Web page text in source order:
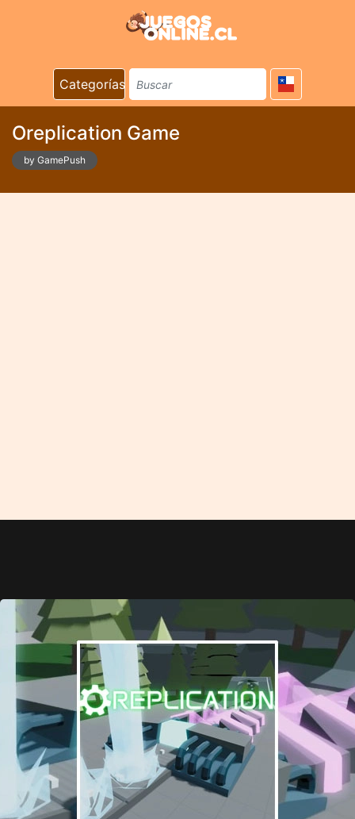
Categorías
Oreplication Game
by GamePush